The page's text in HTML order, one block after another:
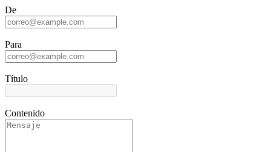
De
Para
Título
Contenido